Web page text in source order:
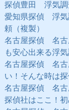
探偵豊田 浮気調
愛知県探偵 浮気
頼（複製）
名古屋探偵 名古
も安心出来る浮
名古屋探偵 名古
い！そんな時は
名古屋探偵 名古
探偵社はここ！